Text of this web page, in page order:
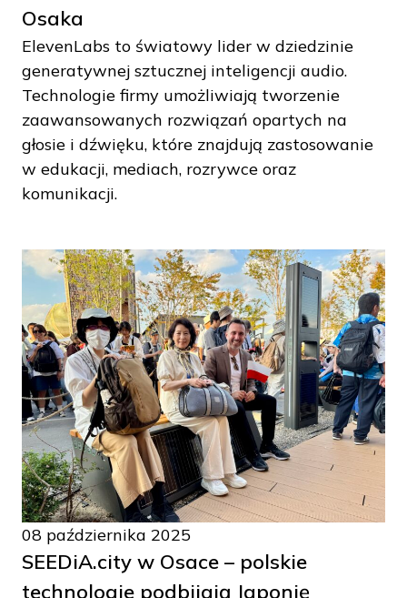
Osaka
ElevenLabs to światowy lider w dziedzinie
generatywnej sztucznej inteligencji audio.
Technologie firmy umożliwiają tworzenie
zaawansowanych rozwiązań opartych na
głosie i dźwięku, które znajdują zastosowanie
w edukacji, mediach, rozrywce oraz
komunikacji.
08 października 2025
SEEDiA.city w Osace – polskie
technologie podbijają Japonię